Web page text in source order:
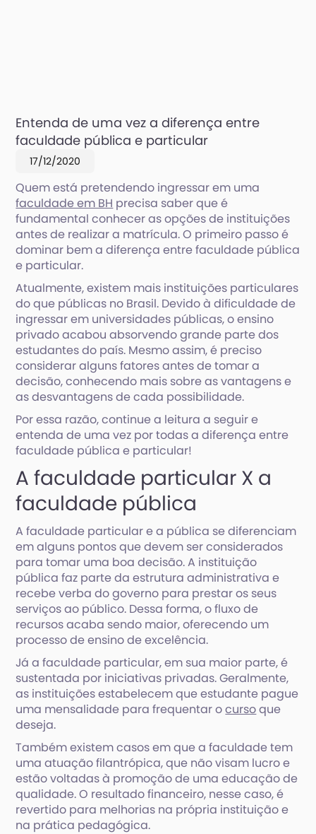
Entenda de uma vez a diferença entre
faculdade pública e particular
17/12/2020
Quem está pretendendo ingressar em uma
faculdade em BH precisa saber que é
fundamental conhecer as opções de instituições
antes de realizar a matrícula. O primeiro passo é
dominar bem a diferença entre faculdade pública
e particular.
Atualmente, existem mais instituições particulares
do que públicas no Brasil. Devido à dificuldade de
ingressar em universidades públicas, o ensino
privado acabou absorvendo grande parte dos
estudantes do país. Mesmo assim, é preciso
considerar alguns fatores antes de tomar a
decisão, conhecendo mais sobre as vantagens e
as desvantagens de cada possibilidade.
Por essa razão, continue a leitura a seguir e
entenda de uma vez por todas a diferença entre
faculdade pública e particular!
A faculdade particular X a
faculdade pública
A faculdade particular e a pública se diferenciam
em alguns pontos que devem ser considerados
para tomar uma boa decisão. A instituição
pública faz parte da estrutura administrativa e
recebe verba do governo para prestar os seus
serviços ao público. Dessa forma, o fluxo de
recursos acaba sendo maior, oferecendo um
processo de ensino de excelência.
Já a faculdade particular, em sua maior parte, é
sustentada por iniciativas privadas. Geralmente,
as instituições estabelecem que estudante pague
uma mensalidade para frequentar ocursoque
deseja.
Também existem casos em que a faculdade tem
uma atuação filantrópica, que não visam lucro e
estão voltadas à promoção de uma educação de
qualidade. O resultado financeiro, nesse caso, é
revertido para melhorias na própria instituição e
na prática pedagógica.